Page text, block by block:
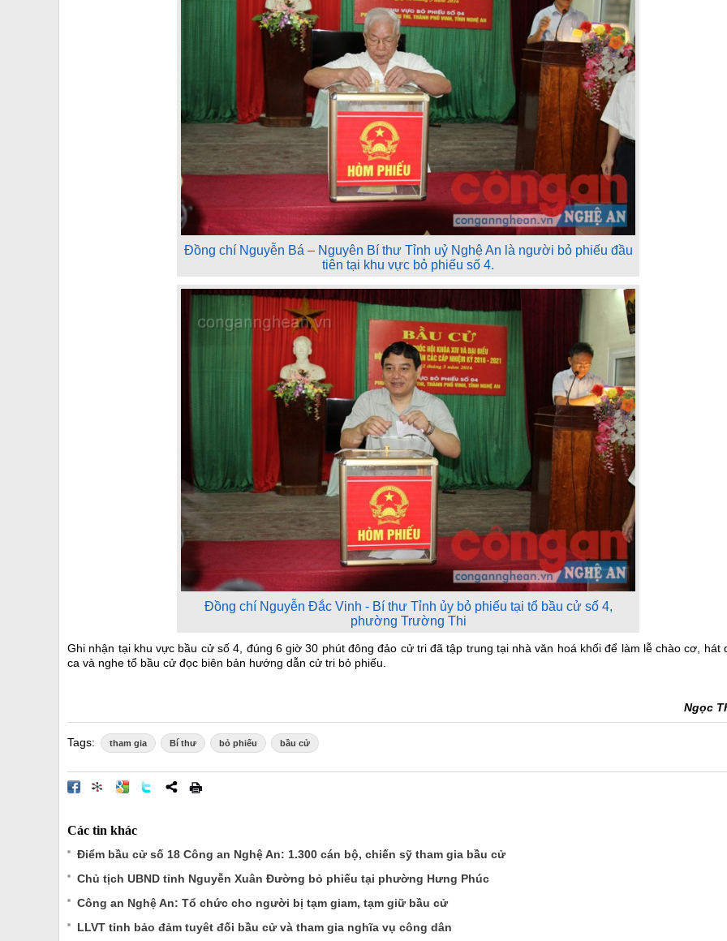
Đồng chí Nguyễn Bá – Nguyên Bí thư Tỉnh uỷ Nghệ An là người bỏ phiếu đầu
tiên tại khu vực bỏ phiếu số 4.
Đồng chí Nguyễn Đắc Vinh - Bí thư Tỉnh ủy bỏ phiếu tại tổ bầu cử số 4,
phường Trường Thi
Ghi nhận tại khu vực bầu cử số 4, đúng 6 giờ 30 phút đông đảo cử tri đã tập trung tại nhà văn hoá khối để làm lễ chào cơ, hát
ca và nghe tổ bầu cử đọc biên bản hướng dẫn cử tri bỏ phiếu.
Ngọc
Tags: tham gia Bí thư bỏ phiếu bầu cử
Các tin khác
Điểm bầu cử số 18 Công an Nghệ An: 1.300 cán bộ, chiến sỹ tham gia bầu cử
Chủ tịch UBND tỉnh Nguyễn Xuân Đường bỏ phiếu tại phường Hưng Phúc
Công an Nghệ An: Tổ chức cho người bị tạm giam, tạm giữ bầu cử
LLVT tỉnh bảo đảm tuyêt đối bầu cử và tham gia nghĩa vụ công dân